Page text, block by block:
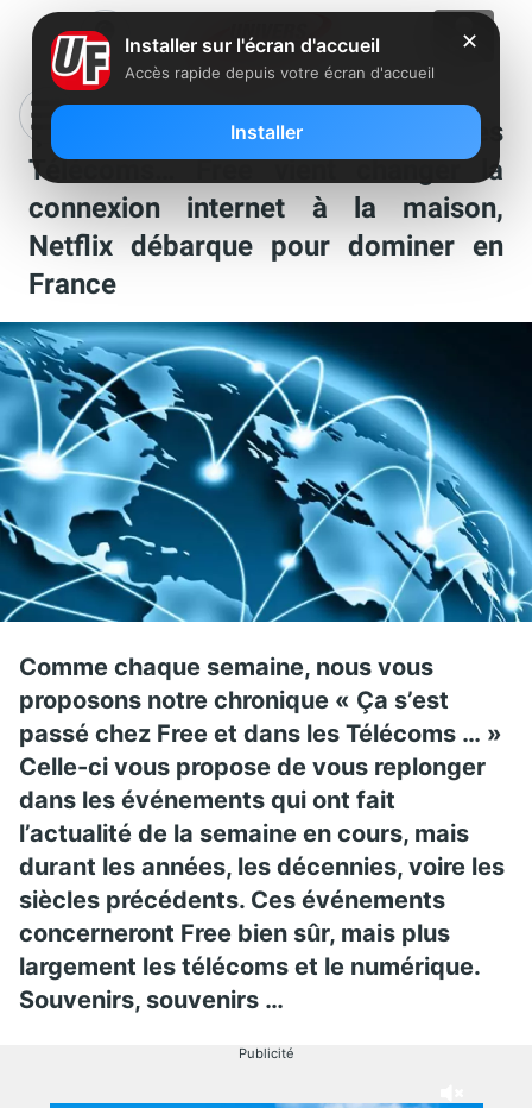
Ça s’est passé chez Free et dans les
Télécoms… Free vient changer la
connexion internet à la maison,
Netflix débarque pour dominer en
France
Comme chaque semaine, nous vous
proposons notre chronique « Ça s’est
passé chez Free et dans les Télécoms … »
Celle-ci vous propose de vous replonger
dans les événements qui ont fait
l’actualité de la semaine en cours, mais
durant les années, les décennies, voire les
siècles précédents. Ces événements
concerneront Free bien sûr, mais plus
largement les télécoms et le numérique.
Souvenirs, souvenirs …
Publicité
✕
Installer sur l'écran d'accueil
Accès rapide depuis votre écran d'accueil
Installer